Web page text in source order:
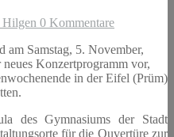
Hilgen 0 Kommentare
am Samstag, 5. November,
Konzertprogramm vor,
in der Eifel (Prüm)
des Gymnasiums der Stadt
für die Ouvertüre zur